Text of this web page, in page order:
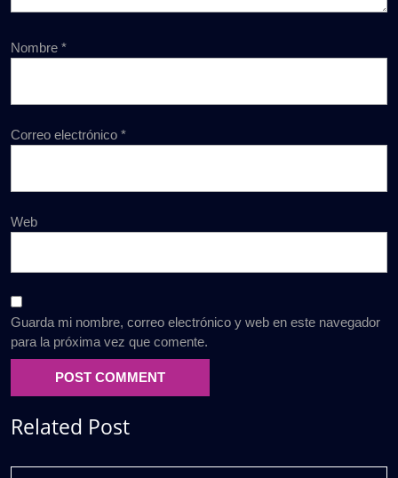
Nombre *
Correo electrónico *
Web
Guarda mi nombre, correo electrónico y web en este navegador
para la próxima vez que comente.
Related Post